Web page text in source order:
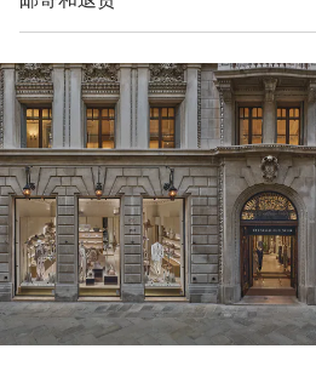
并可平整存放在非常小的空间。
我们所有服装的寄送都是免费的。全
一般在5个工作日内送达。有关交货
输页面。
退货方式
我们很乐意为您免费提供7天退货，
请参考退货页面。